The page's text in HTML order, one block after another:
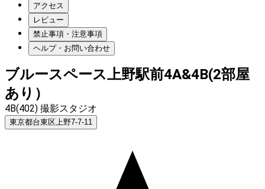
アクセス
レビュー
禁止事項・注意事項
ヘルプ・お問い合わせ
ブルースペース上野駅前4A&4B(2部屋
あり）
4B(402) 撮影スタジオ
東京都台東区上野7-7-11